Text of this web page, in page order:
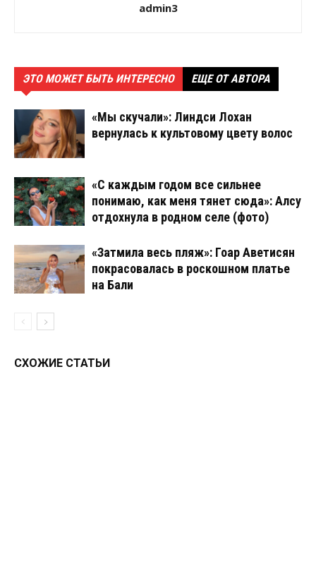
admin3
ЭТО МОЖЕТ БЫТЬ ИНТЕРЕСНО ЕЩЕ ОТ АВТОРА
«Мы скучали»: Линдси Лохан
вернулась к культовому цвету волос
«С каждым годом все сильнее
понимаю, как меня тянет сюда»: Алсу
отдохнула в родном селе (фото)
«Затмила весь пляж»: Гоар Аветисян
покрасовалась в роскошном платье
на Бали
СХОЖИЕ СТАТЬИ